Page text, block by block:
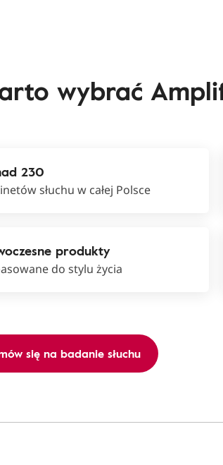
wybrać
230
słuchu w całej Polsce
produkty
do stylu życia
się na badanie słuchu